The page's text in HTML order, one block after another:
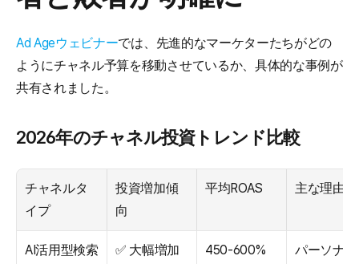
Ad Ageウェビナーでは、先進的なマーケターたちがどの
ようにチャネル予算を移動させているか、具体的な事例が
共有されました。
2026年のチャネル投資トレンド比較
チャネルタ
イプ
投資増加傾
向
平均ROAS 主な理由
AI活用型検索
✅ 大幅増加 450-600%
パーソナラ